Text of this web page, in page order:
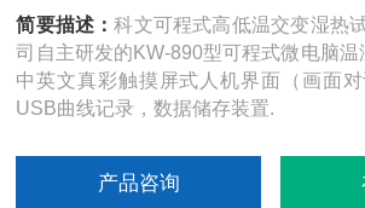
简要描述：科文可程式高低温交变湿热
司自主研发的KW-890型可程式微电脑
中英文真彩触摸屏式人机界面（画面对
USB曲线记录，数据储存装置.
产品咨询